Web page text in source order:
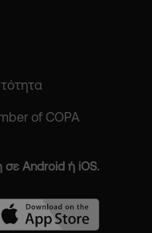
of COPA
Android ή iOS.